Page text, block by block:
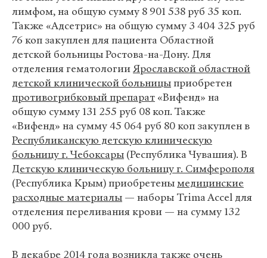
лимфом, на общую сумму 8 901 538 руб 35 коп.
Также «Адсетрис» на общую сумму 3 404 325 руб
76 коп закуплен для пациента Областной
детской больницы Ростова-на-Дону. Для
отделения гематологииЯрославской областной
детской клинической больницыприобретен
противогрибковый препарат «Вифенд» на
общую сумму 131 255 руб 08 коп. Также
«Вифенд» на сумму 45 064 руб 80 коп закуплен в
Республиканскую детскую клиническую
больницу г. Чебоксары (Республика Чувашия). В
Детскую клиническую больницу г. Симферополя
(Республика Крым) приобретенымедицинские
расходные материалы — наборы Trima Accel для
отделения переливания крови — на сумму 132
000 руб.
В декабре 2014 года возникла также очень